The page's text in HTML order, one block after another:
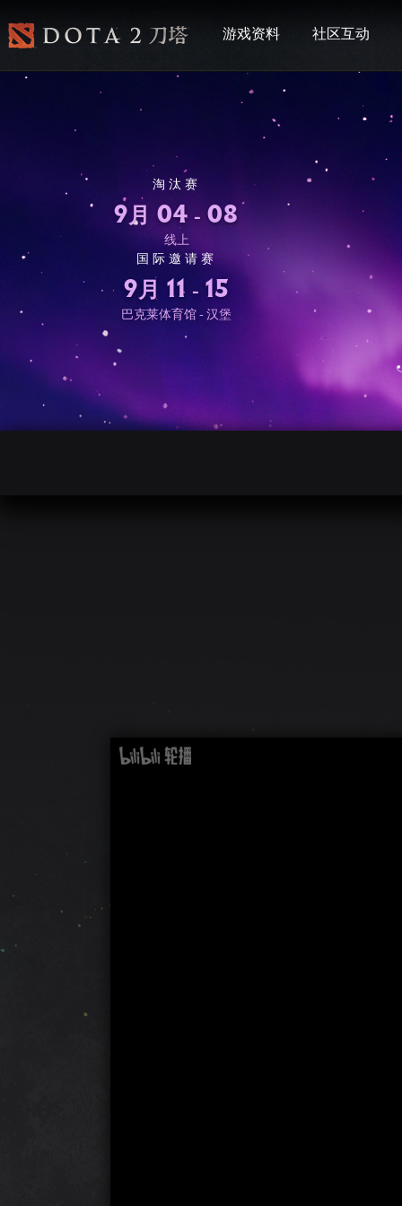
游戏资料 社区互动
淘汰赛
9月 04 - 08
线上
国际邀请赛
9月 11 - 15
巴克莱体育馆 - 汉堡